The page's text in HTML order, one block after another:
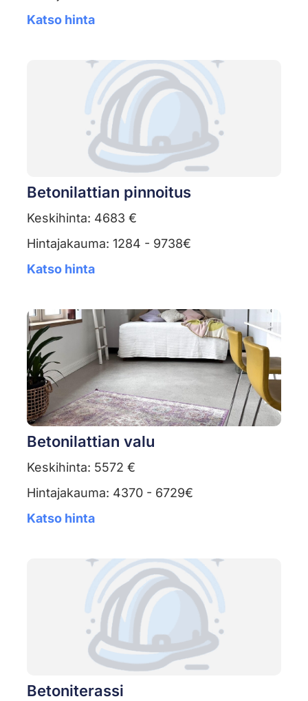
Katso hinta
Betonilattian pinnoitus
Keskihinta: 4683 €
Hintajakauma: 1284 - 9738€
Katso hinta
Betonilattian valu
Keskihinta: 5572 €
Hintajakauma: 4370 - 6729€
Katso hinta
Betoniterassi